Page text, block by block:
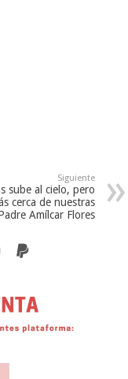
Siguiente
sube al cielo, pero
cerca de nuestras
Amílcar Flores